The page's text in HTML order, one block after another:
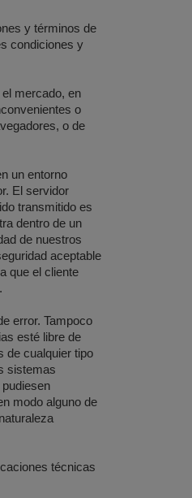
y términos de
condiciones y
mercado, en
o
o de
un entorno
El servidor
transmitido es
dentro de un
de nuestros
aceptable
que el cliente
error. Tampoco
esté libre de
de cualquier tipo
sistemas
modo alguno de
técnicas